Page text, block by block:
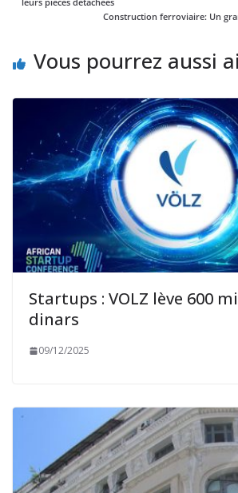
Construction ferroviaire: Un
Vous pourrez aussi
Startups : VOLZ lève 600
dinars
09/12/2025